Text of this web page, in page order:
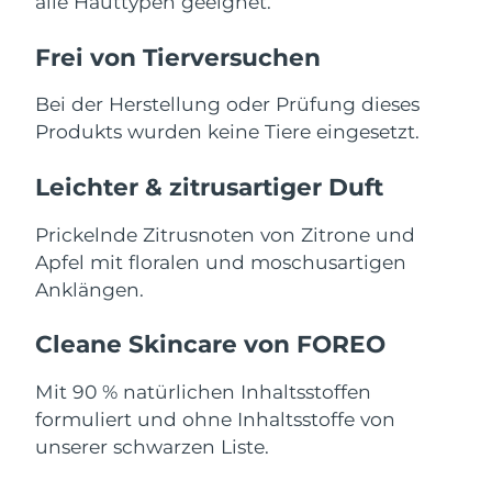
Frei von Tierversuchen
Bei der Herstellung oder Prüfung dieses
Produkts wurden keine Tiere eingesetzt.
Leichter & zitrusartiger Duft
Prickelnde Zitrusnoten von Zitrone und
Apfel mit floralen und moschusartigen
Anklängen.
Cleane Skincare von FOREO
Mit 90 % natürlichen Inhaltsstoffen
formuliert und ohne Inhaltsstoffe von
unserer schwarzen Liste.
Slowakei Erwartete Lieferung8/11/26
Slowenien Erwartete Lieferung
Südafrika Erwartete Lieferung8/19/26
Südkorea
Spanien Erwartete Lieferung
Schweden Erwartete Lieferung
Schweiz Erwartete Lieferung